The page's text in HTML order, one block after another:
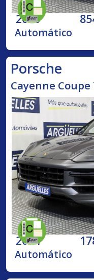
2020
Automático
Porsche
Cayenne
2024
Automático